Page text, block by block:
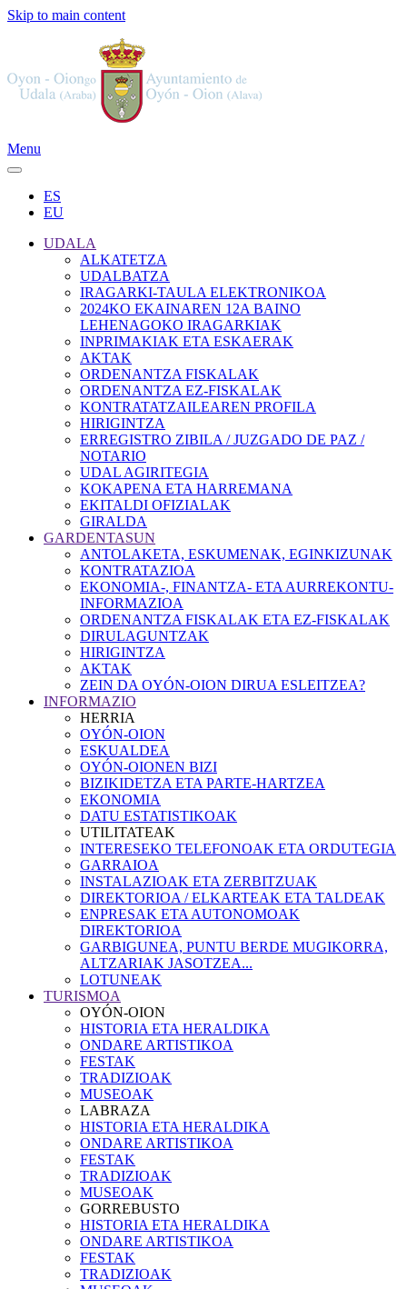
Skip to main content
Menu
ES
EU
UDALA
ALKATETZA
UDALBATZA
IRAGARKI-TAULA ELEKTRONIKOA
2024KO EKAINAREN 12A BAINO
LEHENAGOKO IRAGARKIAK
INPRIMAKIAK ETA ESKAERAK
AKTAK
ORDENANTZA FISKALAK
ORDENANTZA EZ-FISKALAK
KONTRATATZAILEAREN PROFILA
HIRIGINTZA
ERREGISTRO ZIBILA / JUZGADO DE PAZ /
NOTARIO
UDAL AGIRITEGIA
KOKAPENA ETA HARREMANA
EKITALDI OFIZIALAK
GIRALDA
GARDENTASUN
ANTOLAKETA, ESKUMENAK, EGINKIZUNAK
KONTRATAZIOA
EKONOMIA-, FINANTZA- ETA AURREKONTU-
INFORMAZIOA
ORDENANTZA FISKALAK ETA EZ-FISKALAK
DIRULAGUNTZAK
HIRIGINTZA
AKTAK
ZEIN DA OYÓN-OION DIRUA ESLEITZEA?
INFORMAZIO
HERRIA
OYÓN-OION
ESKUALDEA
OYÓN-OIONEN BIZI
BIZIKIDETZA ETA PARTE-HARTZEA
EKONOMIA
DATU ESTATISTIKOAK
UTILITATEAK
INTERESEKO TELEFONOAK ETA ORDUTEGIA
GARRAIOA
INSTALAZIOAK ETA ZERBITZUAK
DIREKTORIOA / ELKARTEAK ETA TALDEAK
ENPRESAK ETA AUTONOMOAK
DIREKTORIOA
GARBIGUNEA, PUNTU BERDE MUGIKORRA,
ALTZARIAK JASOTZEA...
LOTUNEAK
TURISMOA
OYÓN-OION
HISTORIA ETA HERALDIKA
ONDARE ARTISTIKOA
FESTAK
TRADIZIOAK
MUSEOAK
LABRAZA
HISTORIA ETA HERALDIKA
ONDARE ARTISTIKOA
FESTAK
TRADIZIOAK
MUSEOAK
GORREBUSTO
HISTORIA ETA HERALDIKA
ONDARE ARTISTIKOA
FESTAK
TRADIZIOAK